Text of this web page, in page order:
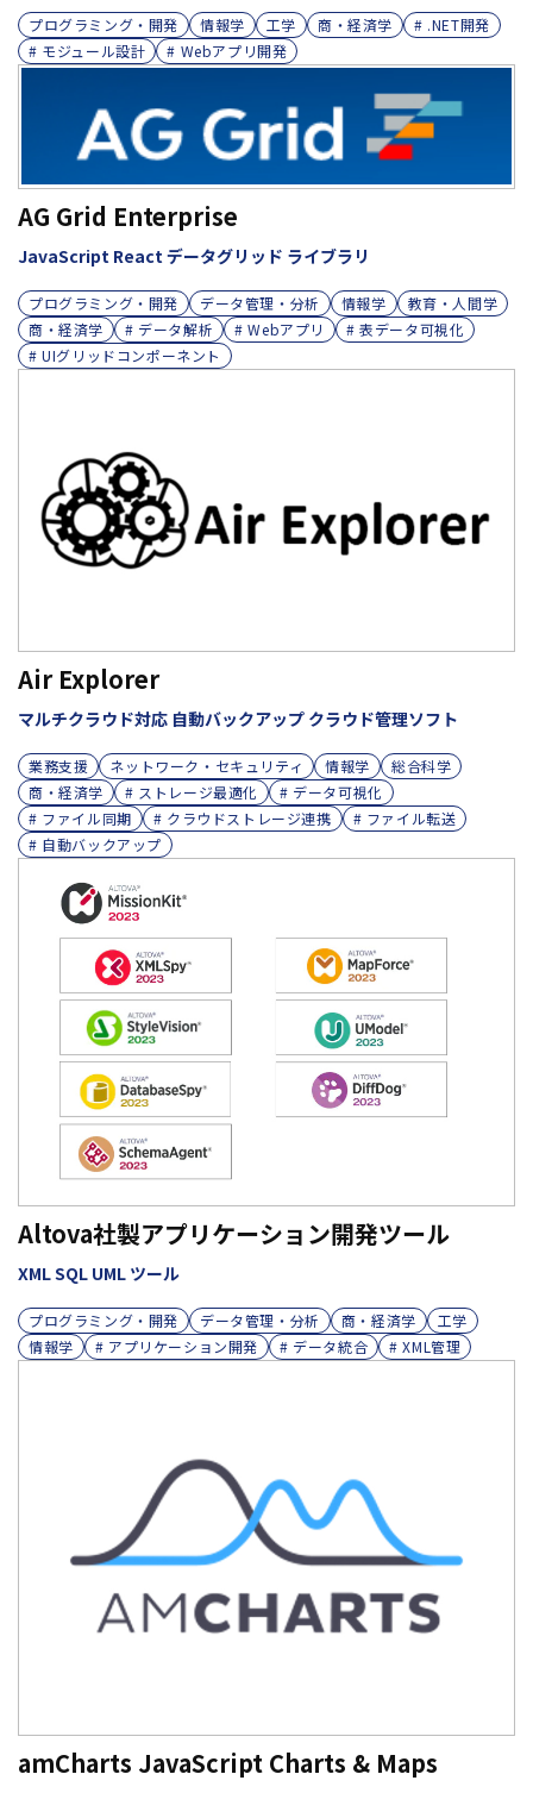
プログラミング・開発 情報学 工学 商・経済学
# .NET開発
# モジュール設計
# Webアプリ開発
AG Grid Enterprise
JavaScript React データグリッド ライブラリ
プログラミング・開発 データ管理・分析 情報学
教育・人間学
商・経済学
# データ解析 # Webアプリ
# 表データ可視化
# UIグリッドコンポーネント
Air Explorer
マルチクラウド対応 自動バックアップ クラウド管理ソフト
業務支援 ネットワーク・セキュリティ 情報学
総合科学
商・経済学
# ストレージ最適化
# データ可視化
# ファイル同期
# クラウドストレージ連携
# ファイル転送
# 自動バックアップ
Altova社製アプリケーション開発ツール
XML SQL UML ツール
プログラミング・開発 データ管理・分析 商・経済学
工学
情報学
# アプリケーション開発 # データ統合 # XML管理
amCharts JavaScript Charts & Maps